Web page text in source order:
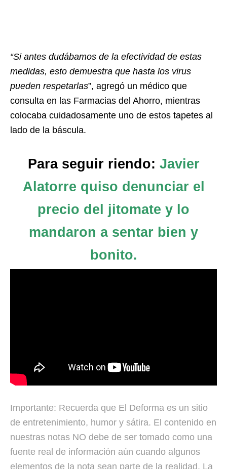
“Si antes dudábamos de la efectividad de estas
medidas, esto demuestra que hasta los virus
pueden respetarlas”, agregó un médico que
consulta en las Farmacias del Ahorro, mientras
colocaba cuidadosamente uno de estos tapetes al
lado de la báscula.
Para seguir riendo: Javier
Alatorre quiso denunciar el
precio del jitomate y lo
mandaron a sentar bien y
bonito.
Importante: Recuerda que El Deforma es un sitio
de entretenimiento, humor y sátira. El contenido en
nuestras notas NO debe de ser tomado como una
fuente real de información aún cuando algunos
elementos de la nota sean parte de la realidad. La